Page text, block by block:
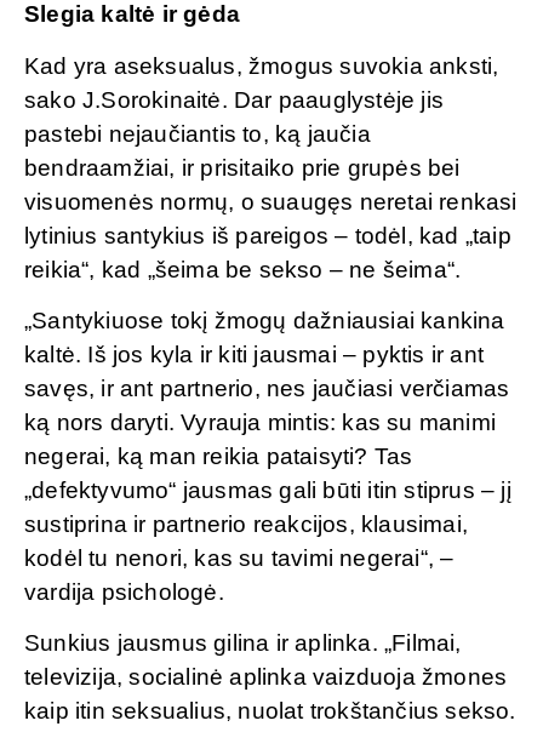
Slegia kaltė ir gėda
Kad yra aseksualus, žmogus suvokia anksti,
sako J.Sorokinaitė. Dar paauglystėje jis
pastebi nejaučiantis to, ką jaučia
bendraamžiai, ir prisitaiko prie grupės bei
visuomenės normų, o suaugęs neretai renkasi
lytinius santykius iš pareigos – todėl, kad „taip
reikia“, kad „šeima be sekso – ne šeima“.
„Santykiuose tokį žmogų dažniausiai kankina
kaltė. Iš jos kyla ir kiti jausmai – pyktis ir ant
savęs, ir ant partnerio, nes jaučiasi verčiamas
ką nors daryti. Vyrauja mintis: kas su manimi
negerai, ką man reikia pataisyti? Tas
„defektyvumo“ jausmas gali būti itin stiprus – jį
sustiprina ir partnerio reakcijos, klausimai,
kodėl tu nenori, kas su tavimi negerai“, –
vardija psichologė.
Sunkius jausmus gilina ir aplinka. „Filmai,
televizija, socialinė aplinka vaizduoja žmones
kaip itin seksualius, nuolat trokštančius sekso.